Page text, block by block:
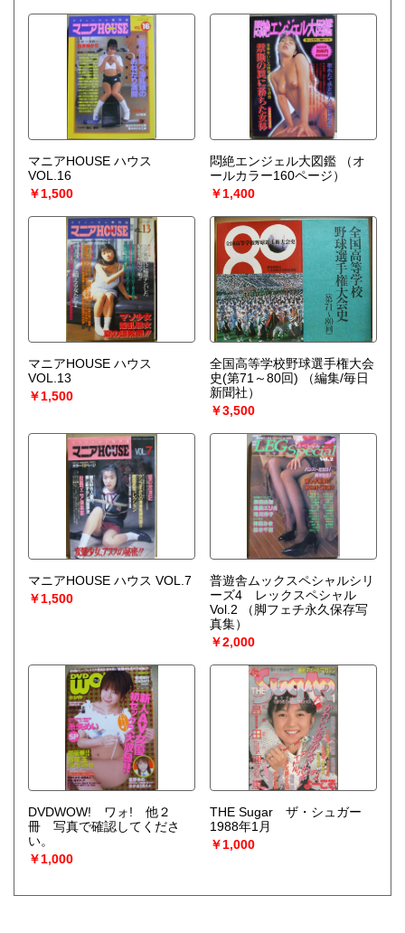
マニアHOUSE ハウス
VOL.16
￥1,500
悶絶エンジェル大図鑑
（オ
ールカラー160ページ）
￥1,400
マニアHOUSE ハウス
VOL.13
￥1,500
全国高等学校野球選手権大会
史(第71～80回)
（編集/毎日
新聞社）
￥3,500
マニアHOUSE ハウス VOL.7
￥1,500
普遊舎ムックスペシャルシリ
ーズ4 レックスペシャル
Vol.2
（脚フェチ永久保存写
真集）
￥2,000
DVDWOW! ワォ! 他２
冊 写真で確認してくださ
い。
￥1,000
THE Sugar ザ・シュガー
1988年1月
￥1,000